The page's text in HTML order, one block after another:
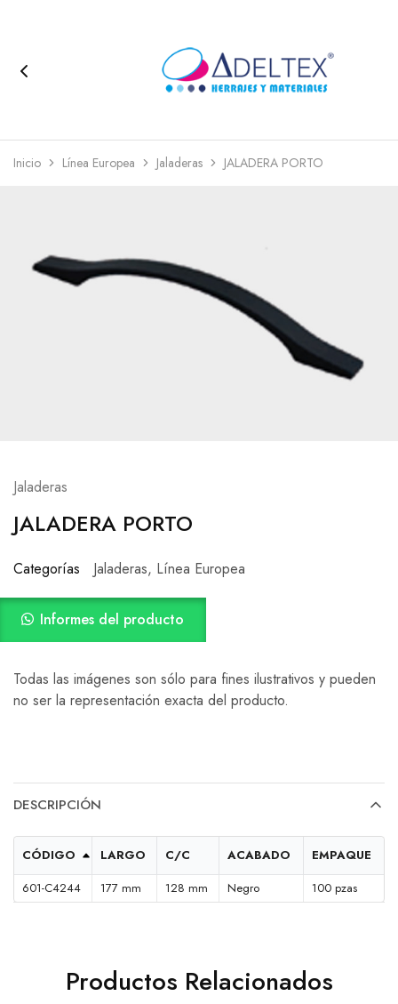
Inicio Línea Europea Jaladeras JALADERA PORTO
Jaladeras
JALADERA PORTO
Categorías Jaladeras, Línea Europea
Informes del producto
Todas las imágenes son sólo para fines ilustrativos y pueden
no ser la representación exacta del producto.
DESCRIPCIÓN
CÓDIGO LARGO C/C ACABADO
EMPAQUE
601-C4244
177 mm 128 mm Negro 100 pzas
Productos Relacionados